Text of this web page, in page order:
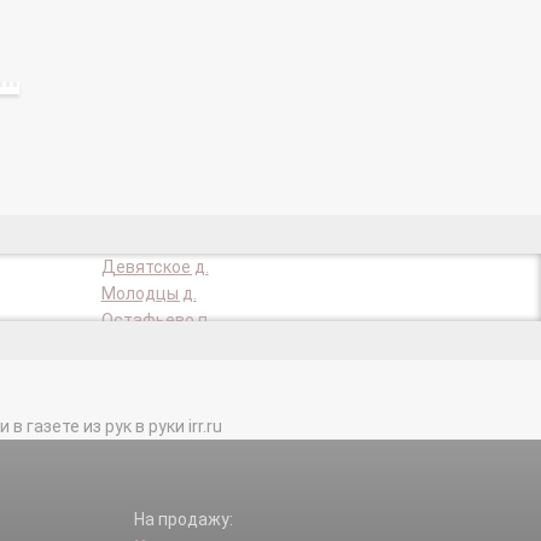
Девятское д.
Молодцы д.
Остафьево п.
газете из рук в руки irr.ru
На продажу: